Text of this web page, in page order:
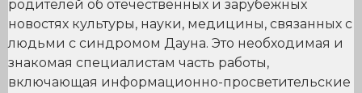
родителей об отечественных и зарубежных
новостях культуры, науки, медицины, связанных с
людьми с синдромом Дауна. Это необходимая и
знакомая специалистам часть работы,
включающая информационно-просветительские